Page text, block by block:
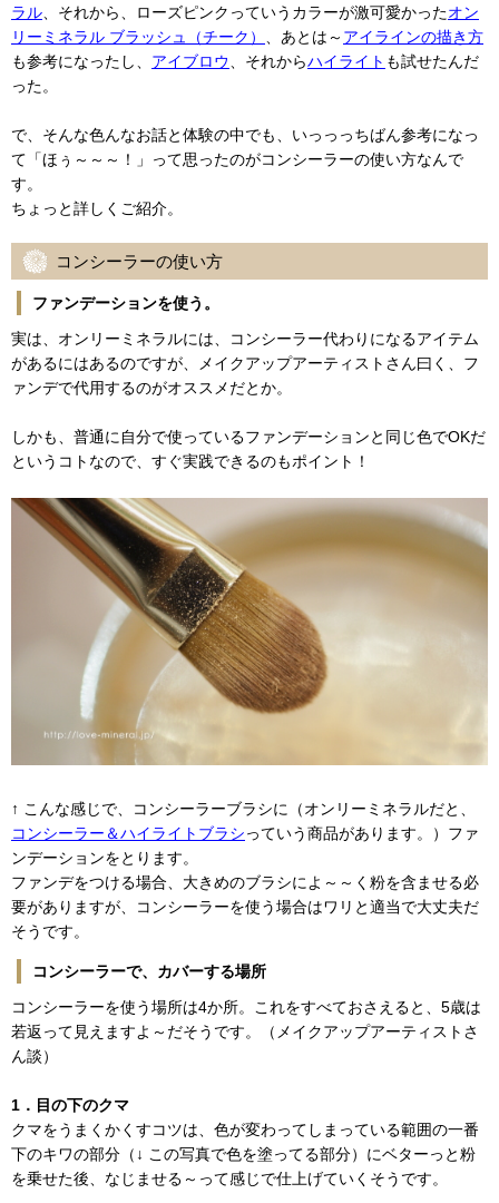
ラル 、それから、ローズピンクっていうカラーが激可愛かったオン
リーミネラル ブラッシュ（チーク）
、あとは～ アイラインの描き方
も参考になったし、 アイブロウ 、それからハイライト も試せたんだ
った。
で、そんな色んなお話と体験の中でも、いっっっちばん参考になっ
て「ほぅ～～～！」って思ったのがコンシーラーの使い方なんで
す。
ちょっと詳しくご紹介。
コンシーラーの使い方
ファンデーションを使う。
実は、オンリーミネラルには、コンシーラー代わりになるアイテム
があるにはあるのですが、メイクアップアーティストさん曰く、フ
ァンデで代用するのがオススメだとか。
しかも、普通に自分で使っているファンデーションと同じ色でOKだ
というコトなので、すぐ実践できるのもポイント！
↑ こんな感じで、コンシーラーブラシに（オンリーミネラルだと、
コンシーラー＆ハイライトブラシっていう商品があります。）ファ
ンデーションをとります。
ファンデをつける場合、大きめのブラシによ～～く粉を含ませる必
要がありますが、コンシーラーを使う場合はワリと適当で大丈夫だ
そうです。
コンシーラーで、カバーする場所
コンシーラーを使う場所は4か所。これをすべておさえると、5歳は
若返って見えますよ～だそうです。（メイクアップアーティストさ
ん談）
1．目の下のクマ
クマをうまくかくすコツは、色が変わってしまっている範囲の一番
下のキワの部分（↓ この写真で色を塗ってる部分）にベターっと粉
を乗せた後、なじませる～って感じで仕上げていくそうです。